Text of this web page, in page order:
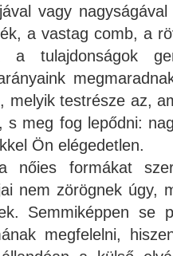
vagy
a vastag comb, a
tulajdonságok
melyik testrésze az,
s meg fog lepődni:
Ön elégedetlen.
nőies formákat
nem zörögnek úgy,
Semmiképpen se
megfelelni,